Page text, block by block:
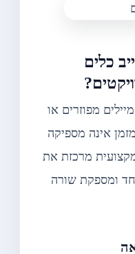
כלים
מפוזרים או
אינה מספיקה
מרכזת את
ומספקת שורה